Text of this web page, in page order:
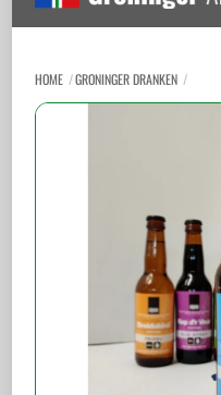
HOME GRONINGER DRANKEN